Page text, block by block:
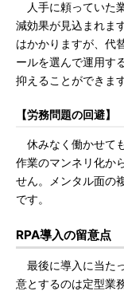
人手に頼っていた
減効果が見込まれま
はかかりますが、代
ールを選んで運用す
抑えることができます
【労務問題の回避】
休みなく働かせて
作業のマンネリ化か
せん。メンタル面の
です。
RPA導入の留意点
最後に導入に当た
意とするのは定型業